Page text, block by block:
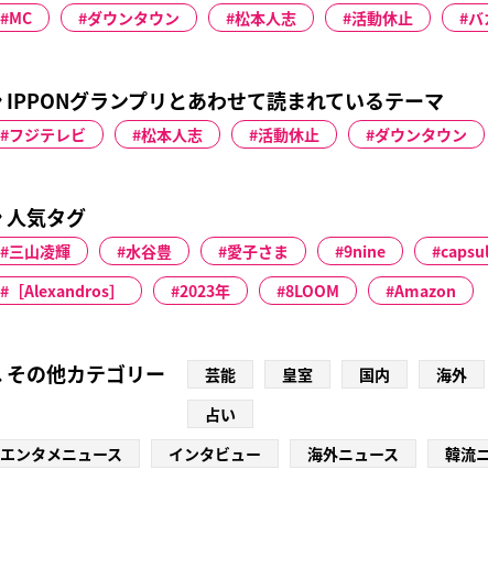
MC ダウンタウン 松本人志 活動休止 バ
IPPONグランプリとあわせて読まれているテーマ
フジテレビ 松本人志 活動休止 ダウンタウン
人気タグ
三山凌輝 水谷豊 愛子さま 9nine
［Alexandros］
2023年 8LOOM Amazon
その他カテゴリー 芸能 皇室 国内 海外
占い
エンタメニュース
インタビュー 海外ニュース 韓流